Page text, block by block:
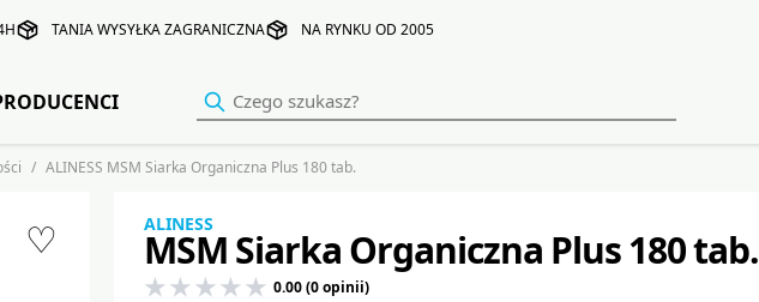
TANIA WYSYŁKA ZAGRANICZNA NA RYNKU OD 2005
ALINESS MSM Siarka Organiczna Plus 180 tab.
♡ ALINESS
MSM Siarka Organiczna Plus 180 tab.
0.00 (0 opinii)